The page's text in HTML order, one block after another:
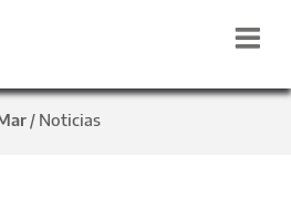
/ Noticias